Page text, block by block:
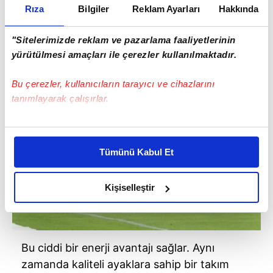
Rıza Bilgiler Reklam Ayarları Hakkında
"Sitelerimizde reklam ve pazarlama faaliyetlerinin
yürütülmesi amaçları ile çerezler kullanılmaktadır.
Bu çerezler, kullanıcıların tarayıcı ve cihazlarını
tanımlayarak çalışırlar.
Bu çerezlere izin vermeniz halinde sizlere özel
daha iyi reklam deneyimi yaşatabiliriz. Bunu yaparken
amacımızın size daha iyi bir reklam deneyimi sunmak
olduğunu ve sizlere en iyi içerikleri sunabilmek adına
elimizden gelen çabayı gösterdiğimizi ve bu noktada,
reklamların maliyetlerimizi karşılamak noktasında tek gelir
kalemimiz olduğunu sizlere hatırlatmak isteriz.
Her halükârda, kullanıcılar, bu çerezlere izin vermedikleri
Tümünü Kabul Et
Kişiselleştir
Aykut Kocaman:
Galatasaray kazanırsa lider olacaktı. İki
rakibiyle de kendi sahasında oynayacak ve
Bu ciddi bir enerji avantajı sağlar. Aynı
zamanda kaliteli ayaklara sahip bir takım